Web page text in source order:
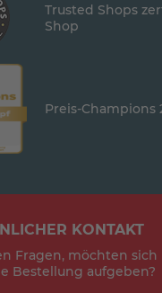
Trusted Shops
Shop
Preis-Champions
KONTAKT
Fragen, möchten sich
Bestellung aufgeben?